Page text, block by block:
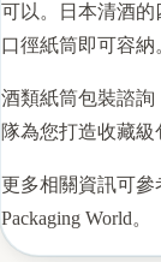
可以。日本清酒的
口徑紙筒即可容納
酒類紙筒包裝諮詢
隊為您打造收藏級
更多相關資訊可參
Packaging World。